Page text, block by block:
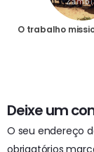
Deixe um
O seu endereço